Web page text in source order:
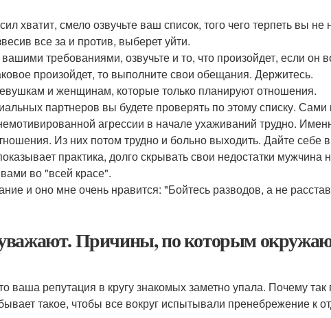
хватит, смело озвучьте ваш список, того чего терпеть вы
все за и против, выберет уйти.
требованиями, озвучьте и то, что произойдет, если он
произойдет, то выполните свои обещания. Держитесь.
и женщинам, которые только планируют отношения.
партнеров вы будете проверять по этому списку. Сами
агрессии в начале ухаживаний трудно.
Из них потом трудно и больно выходить. Дайте
практика, долго скрывать свои недостатки мужчина
во "всей красе".
и оно мне очень нравится: "Бойтесь разводов, а не
Причины, по которым
ваша репутация в кругу знакомых заметно упала. Почему так
такое, чтобы все вокруг испытывали пренебрежение к